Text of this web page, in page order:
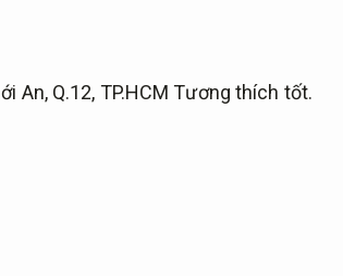
An, Q.12, TP.HCMTương thích tốt.